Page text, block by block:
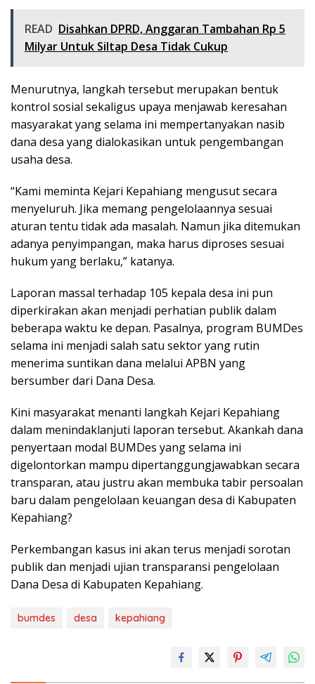
READ Disahkan DPRD, Anggaran Tambahan Rp 5
Milyar Untuk Siltap Desa Tidak Cukup
Menurutnya, langkah tersebut merupakan bentuk
kontrol sosial sekaligus upaya menjawab keresahan
masyarakat yang selama ini mempertanyakan nasib
dana desa yang dialokasikan untuk pengembangan
usaha desa.
“Kami meminta Kejari Kepahiang mengusut secara
menyeluruh. Jika memang pengelolaannya sesuai
aturan tentu tidak ada masalah. Namun jika ditemukan
adanya penyimpangan, maka harus diproses sesuai
hukum yang berlaku,” katanya.
Laporan massal terhadap 105 kepala desa ini pun
diperkirakan akan menjadi perhatian publik dalam
beberapa waktu ke depan. Pasalnya, program BUMDes
selama ini menjadi salah satu sektor yang rutin
menerima suntikan dana melalui APBN yang
bersumber dari Dana Desa.
Kini masyarakat menanti langkah Kejari Kepahiang
dalam menindaklanjuti laporan tersebut. Akankah dana
penyertaan modal BUMDes yang selama ini
digelontorkan mampu dipertanggungjawabkan secara
transparan, atau justru akan membuka tabir persoalan
baru dalam pengelolaan keuangan desa di Kabupaten
Kepahiang?
Perkembangan kasus ini akan terus menjadi sorotan
publik dan menjadi ujian transparansi pengelolaan
Dana Desa di Kabupaten Kepahiang.
bumdes desa kepahiang